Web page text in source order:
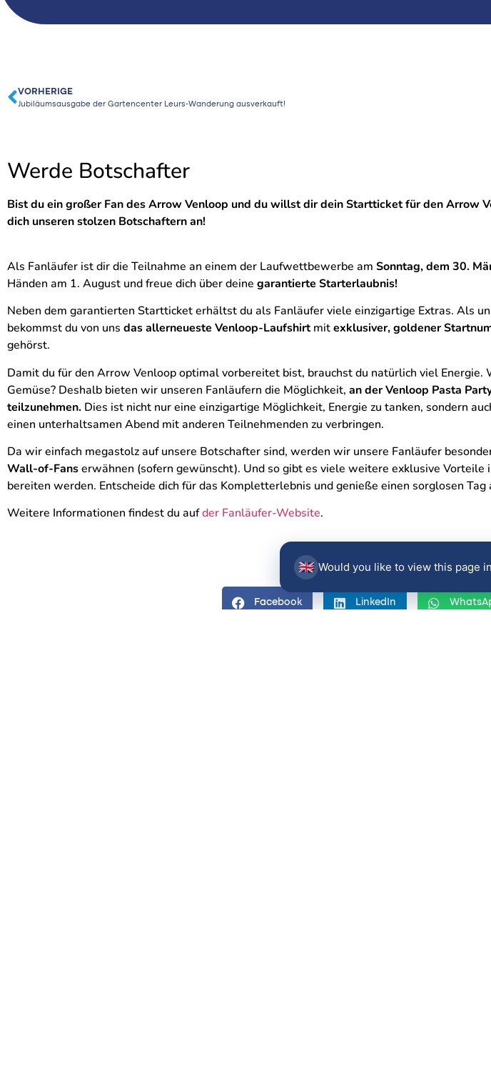
VORHERIGE
Jubiläumsausgabe der Gartencenter Leurs-Wanderung ausverkauft!
Werde Botschafter
Bist du ein großer Fan des Arrow Venloop und du willst dir dein Startticket für den Arrow
dich unseren stolzen Botschaftern an!
Als Fanläufer ist dir die Teilnahme an einem der Laufwettbewerbe am Sonntag, dem 30.
Händen am 1. August und freue dich über deine garantierte Starterlaubnis!
Neben dem garantierten Startticket erhältst du als Fanläufer viele einzigartige Extras. Als
bekommst du von uns das allerneueste Venloop-Laufshirtmitexklusiver, goldener
gehörst.
Damit du für den Arrow Venloop optimal vorbereitet bist, brauchst du natürlich viel
Gemüse? Deshalb bieten wir unseren Fanläufern die Möglichkeit, an der Venloop Pasta
teilzunehmen. Dies ist nicht nur eine einzigartige Möglichkeit, Energie zu tanken, sondern
einen unterhaltsamen Abend mit anderen Teilnehmenden zu verbringen.
Da wir einfach megastolz auf unsere Botschafter sind, werden wir unsere Fanläufer
Wall-of-Fanserwähnen (sofern gewünscht). Und so gibt es viele weitere exklusive Vorteile
bereiten werden. Entscheide dich für das Kompletterlebnis und genieße einen sorglosen
Weitere Informationen findest du aufder Fanläufer-Website.
Facebook LinkedIn
🇬🇧 Would you like to view this page